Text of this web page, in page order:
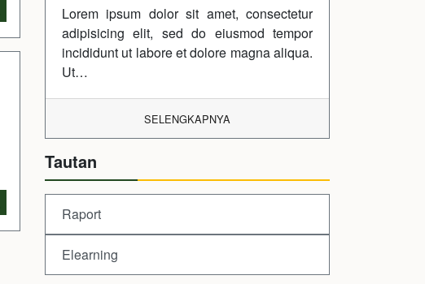
Lorem ipsum dolor sit amet, consectetur
adipisicing elit, sed do eiusmod tempor
incididunt ut labore et dolore magna aliqua.
Ut…
SELENGKAPNYA
Tautan
Raport
Elearning